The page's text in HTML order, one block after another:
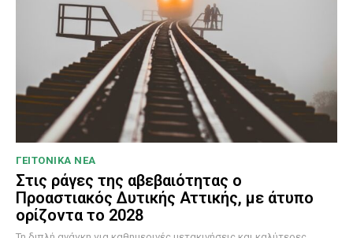
ΓΕΙΤΟΝΙΚΑ ΝΕΑ
Στις ράγες της αβεβαιότητας ο
Προαστιακός Δυτικής Αττικής, με άτυπο
ορίζοντα το 2028